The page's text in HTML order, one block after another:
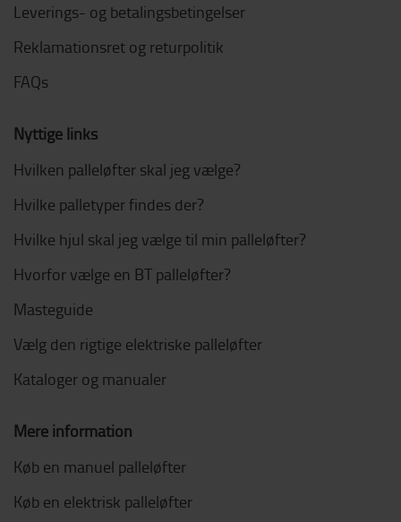
Leverings- og betalingsbetingelser
Reklamationsret og returpolitik
FAQs
Nyttige links
Hvilken palleløfter skal jeg vælge?
Hvilke palletyper findes der?
Hvilke hjul skal jeg vælge til min palleløfter?
Hvorfor vælge en BT palleløfter?
Masteguide
Vælg den rigtige elektriske palleløfter
Kataloger og manualer
Mere information
Køb en manuel palleløfter
Køb en elektrisk palleløfter